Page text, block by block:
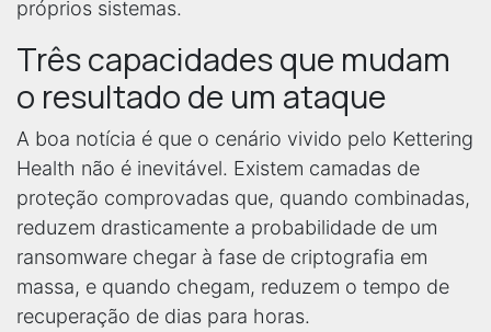
próprios sistemas.
Três capacidades que mudam
o resultado de um ataque
A boa notícia é que o cenário vivido pelo Kettering
Health não é inevitável. Existem camadas de
proteção comprovadas que, quando combinadas,
reduzem drasticamente a probabilidade de um
ransomware chegar à fase de criptografia em
massa, e quando chegam, reduzem o tempo de
recuperação de dias para horas.